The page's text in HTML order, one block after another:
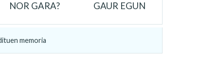
NOR GARA? GAUR EGUN
memoria